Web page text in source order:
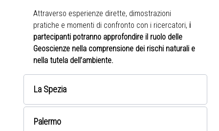
Attraverso esperienze dirette, dimostrazioni
pratiche e momenti di confronto con i ricercatori, i
partecipanti potranno approfondire il ruolo delle
Geoscienze nella comprensione dei rischi naturali e
nella tutela dell’ambiente.
La Spezia
Palermo